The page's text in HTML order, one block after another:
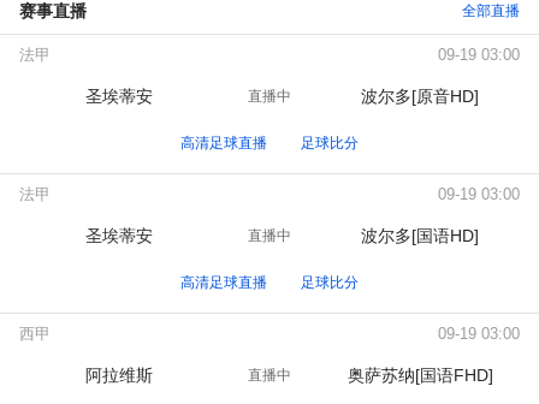
赛事直播 全部直播
法甲 09-19 03:00
圣埃蒂安 直播中 波尔多[原音HD]
高清足球直播 足球比分
法甲 09-19 03:00
圣埃蒂安 直播中 波尔多[国语HD]
高清足球直播 足球比分
西甲 09-19 03:00
阿拉维斯 直播中 奥萨苏纳[国语FHD]